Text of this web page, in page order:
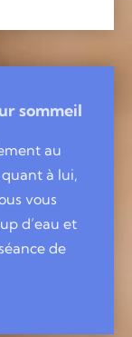
sommeil
au
à lui,
vous
d’eau et
de